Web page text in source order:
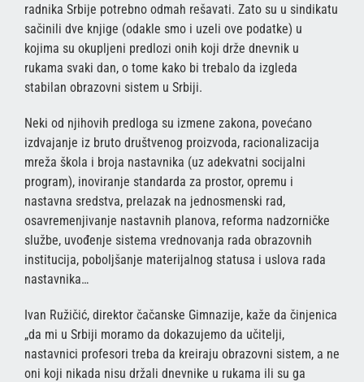
radnika Srbije potrebno odmah rešavati. Zato su u sindikatu
sačinili dve knjige (odakle smo i uzeli ove podatke) u
kojima su okupljeni predlozi onih koji drže dnevnik u
rukama svaki dan, o tome kako bi trebalo da izgleda
stabilan obrazovni sistem u Srbiji.
Neki od njihovih predloga su izmene zakona, povećano
izdvajanje iz bruto društvenog proizvoda, racionalizacija
mreža škola i broja nastavnika (uz adekvatni socijalni
program), inoviranje standarda za prostor, opremu i
nastavna sredstva, prelazak na jednosmenski rad,
osavremenjivanje nastavnih planova, reforma nadzorničke
službe, uvođenje sistema vrednovanja rada obrazovnih
institucija, poboljšanje materijalnog statusa i uslova rada
nastavnika…
Ivan Ružičić, direktor čačanske Gimnazije, kaže da činjenica
„da mi u Srbiji moramo da dokazujemo da učitelji,
nastavnici profesori treba da kreiraju obrazovni sistem, a ne
oni koji nikada nisu držali dnevnike u rukama ili su ga